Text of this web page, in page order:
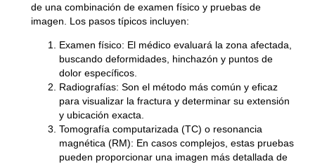
de una combinación de examen físico y pruebas de
imagen. Los pasos típicos incluyen:
Examen físico: El médico evaluará la zona afectada,
buscando deformidades, hinchazón y puntos de
dolor específicos.
Radiografías: Son el método más común y eficaz
para visualizar la fractura y determinar su extensión
y ubicación exacta.
Tomografía computarizada (TC) o resonancia
magnética (RM): En casos complejos, estas pruebas
pueden proporcionar una imagen más detallada de